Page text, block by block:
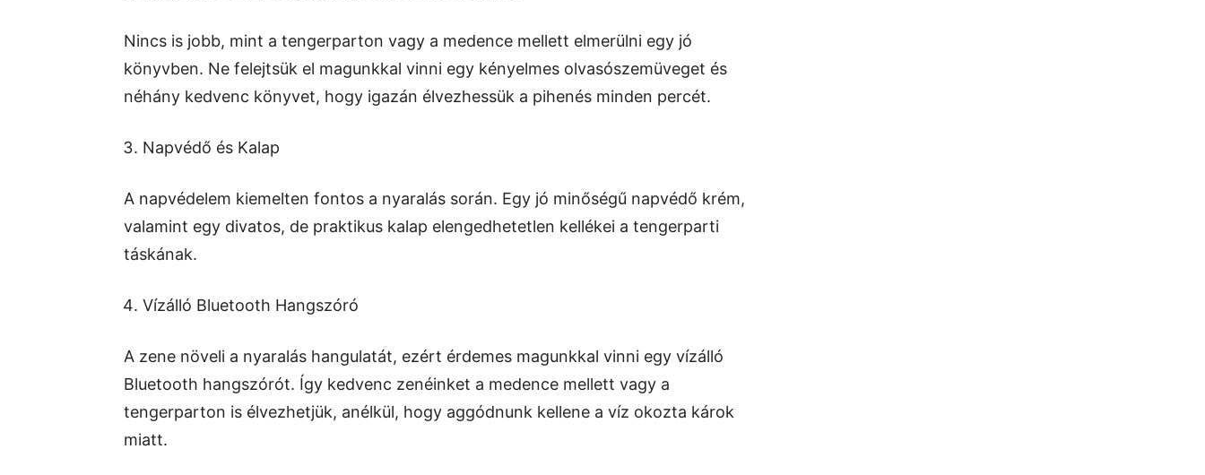
Nincs is jobb, mint a tengerparton vagy a medence mellett elmerülni egy jó
könyvben. Ne felejtsük el magunkkal vinni egy kényelmes olvasószemüveget és
néhány kedvenc könyvet, hogy igazán élvezhessük a pihenés minden percét.
Napvédő és Kalap
A napvédelem kiemelten fontos a nyaralás során. Egy jó minőségű napvédő krém,
valamint egy divatos, de praktikus kalap elengedhetetlen kellékei a tengerparti
táskának.
Vízálló Bluetooth Hangszóró
A zene növeli a nyaralás hangulatát, ezért érdemes magunkkal vinni egy vízálló
Bluetooth hangszórót. Így kedvenc zenéinket a medence mellett vagy a
tengerparton is élvezhetjük, anélkül, hogy aggódnunk kellene a víz okozta károk
miatt.